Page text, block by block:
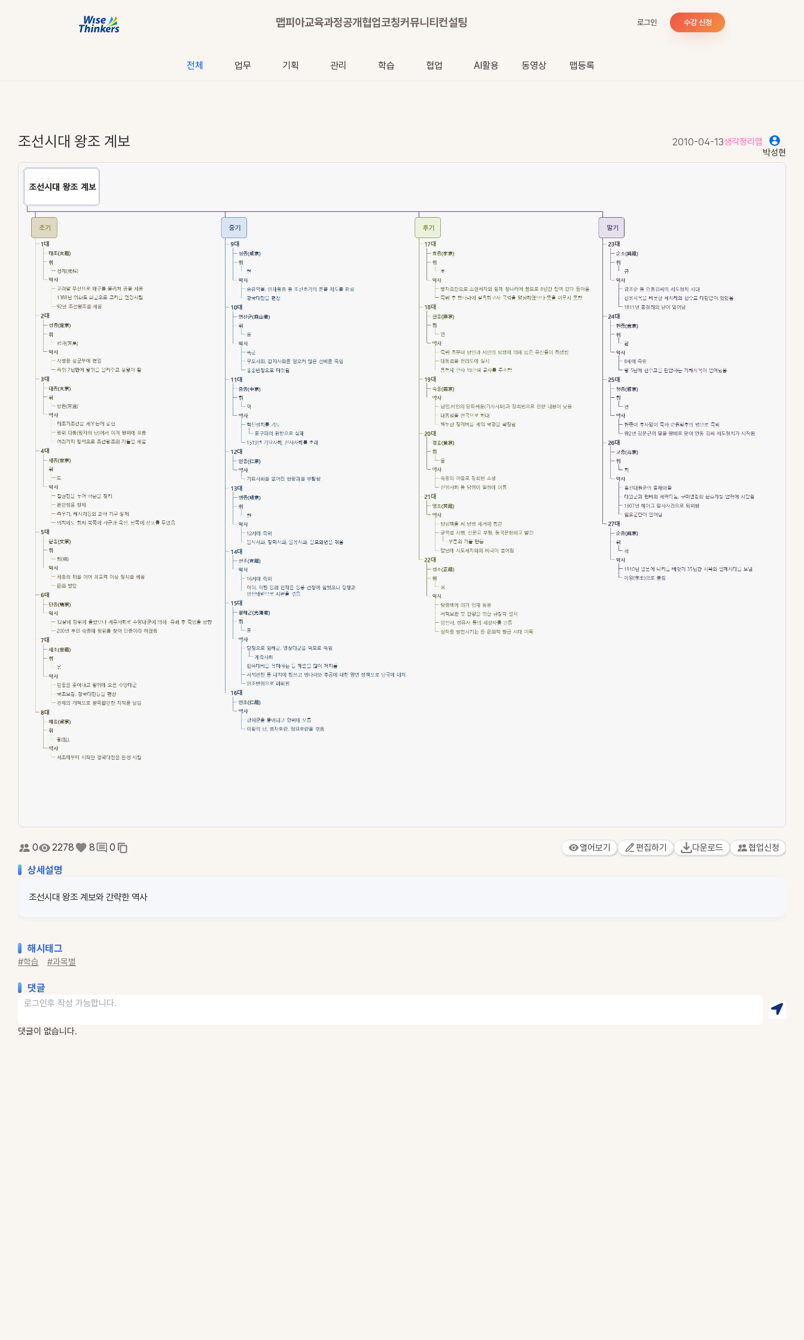
맵피아교육과정공개협업코칭커뮤니티컨설팅 로그인 수강 신청
전체 업무 기획 관리 학습 협업 AI활용 동영상 맵등록
조선시대 왕조 계보 2010-04-13생각정리맵
박성현
0 2278 8 0 열어보기 편집하기 다운로드 협업신청
상세설명
조선시대 왕조 계보와 간략한 역사
해시태그
#학습 #과목별
댓글
댓글이 없습니다.